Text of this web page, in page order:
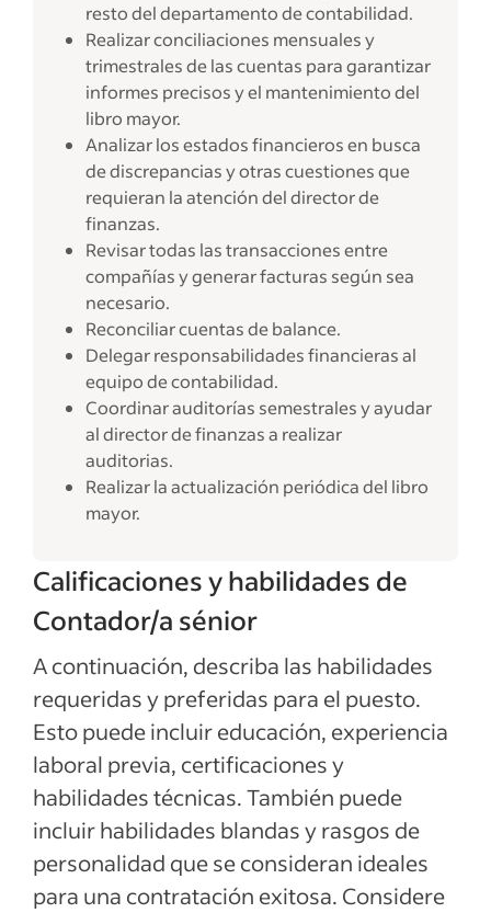
resto del departamento de contabilidad.
Realizar conciliaciones mensuales y
trimestrales de las cuentas para garantizar
informes precisos y el mantenimiento del
libro mayor.
Analizar los estados financieros en busca
de discrepancias y otras cuestiones que
requieran la atención del director de
finanzas.
Revisar todas las transacciones entre
compañías y generar facturas según sea
necesario.
Reconciliar cuentas de balance.
Delegar responsabilidades financieras al
equipo de contabilidad.
Coordinar auditorías semestrales y ayudar
al director de finanzas a realizar
auditorias.
Realizar la actualización periódica del libro
mayor.
Calificaciones y habilidades de
Contador/a sénior
A continuación, describa las habilidades
requeridas y preferidas para el puesto.
Esto puede incluir educación, experiencia
laboral previa, certificaciones y
habilidades técnicas. También puede
incluir habilidades blandas y rasgos de
personalidad que se consideran ideales
para una contratación exitosa. Considere